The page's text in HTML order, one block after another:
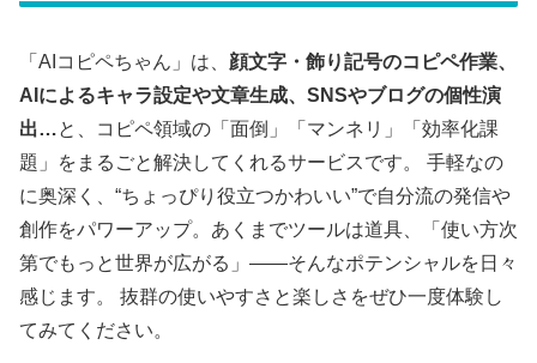
「AIコピペちゃん」は、 顔文字・飾り記号のコピペ作業、
AIによるキャラ設定や文章生成、SNSやブログの個性演
出…と、コピペ領域の「面倒」「マンネリ」「効率化課
題」をまるごと解決してくれるサービスです。 手軽なの
に奥深く、“ちょっぴり役立つかわいい”で自分流の発信や
創作をパワーアップ。あくまでツールは道具、「使い方次
第でもっと世界が広がる」――そんなポテンシャルを日々
感じます。 抜群の使いやすさと楽しさをぜひ一度体験し
てみてください。